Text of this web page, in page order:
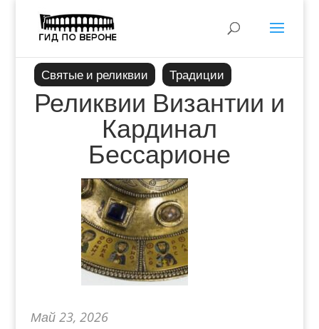
Святые и реликвии Традиции
Реликвии Византии и
Кардинал
Бессарионе
Май 23, 2026